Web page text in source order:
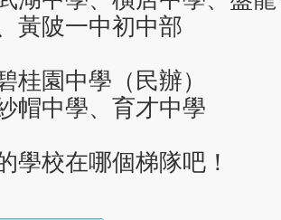
黃陂一中初中部
桂園中學（民辦）
帽中學、育才中學
學校在哪個梯隊吧！